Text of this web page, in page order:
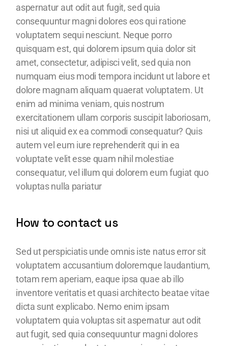
aspernatur aut odit aut fugit, sed quia
consequuntur magni dolores eos qui ratione
voluptatem sequi nesciunt. Neque porro
quisquam est, qui dolorem ipsum quia dolor sit
amet, consectetur, adipisci velit, sed quia non
numquam eius modi tempora incidunt ut labore et
dolore magnam aliquam quaerat voluptatem. Ut
enim ad minima veniam, quis nostrum
exercitationem ullam corporis suscipit laboriosam,
nisi ut aliquid ex ea commodi consequatur? Quis
autem vel eum iure reprehenderit qui in ea
voluptate velit esse quam nihil molestiae
consequatur, vel illum qui dolorem eum fugiat quo
voluptas nulla pariatur
How to contact us
Sed ut perspiciatis unde omnis iste natus error sit
voluptatem accusantium doloremque laudantium,
totam rem aperiam, eaque ipsa quae ab illo
inventore veritatis et quasi architecto beatae vitae
dicta sunt explicabo. Nemo enim ipsam
voluptatem quia voluptas sit aspernatur aut odit
aut fugit, sed quia consequuntur magni dolores